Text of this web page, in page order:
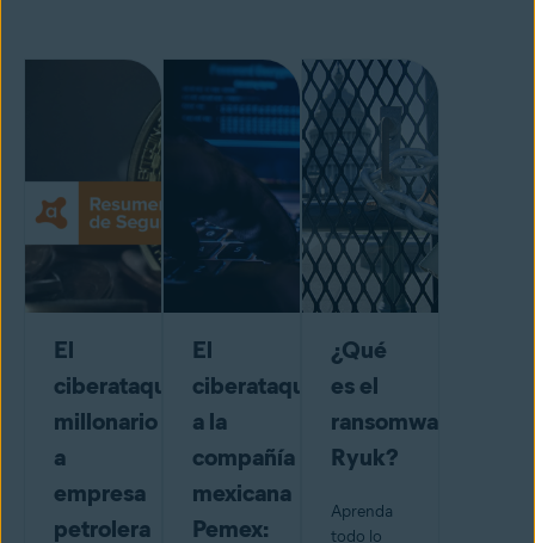
El
ciberataque
millonario
a
empresa
petrolera
El
ciberataque
a la
compañía
mexicana
Pemex:
¿Qué
es el
ransomware
Ryuk?
Aprenda
todo lo